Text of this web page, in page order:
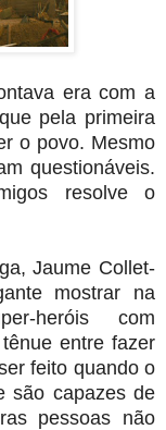
era com a
pela primeira
o povo. Mesmo
questionáveis.
resolve o
Jaume Collet-
mostrar na
heróis com
entre fazer
feito quando o
são capazes de
pessoas não